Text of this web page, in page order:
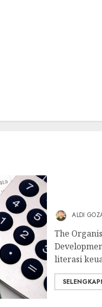
ALDI
The
literasi